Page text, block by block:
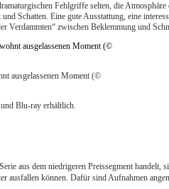
Fehlgriffe selten, die
Schatten. Eine gute Ausstattung, eine
Verdammten“ zwischen Beklemmung und
ausgelassenen Moment (©
Blu-ray erhältlich.
aus dem niedrigeren Preissegment
ausfallen können. Dafür sind Aufnahmen